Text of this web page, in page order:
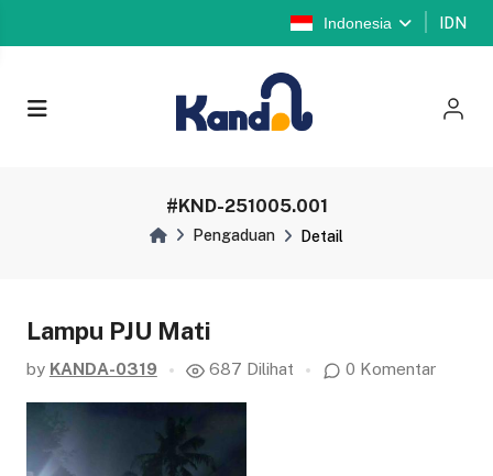
Indonesia IDN
#KND-251005.001
Pengaduan Detail
Lampu PJU Mati
by KANDA-0319 687 Dilihat 0 Komentar